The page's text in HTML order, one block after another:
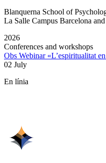
Blanquerna School of
La Salle Campus Barcelona
2026
Conferences and workshops
Obs Webinar «L’espiritualitat
02 July
En línia